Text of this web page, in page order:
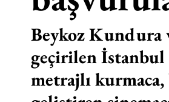
AK-SAYANLAR
AKS-ENDAZ TUHAF AÇI
Beykoz Kundura
geçirilen
metrajlı